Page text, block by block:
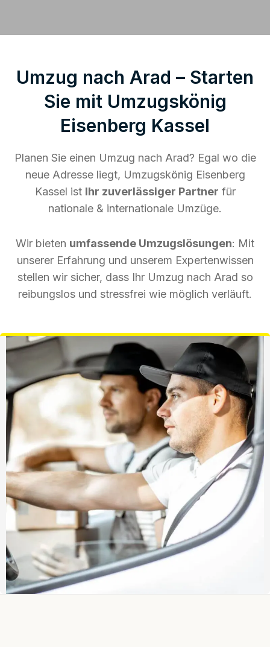
Umzug nach Arad – Starten
Sie mit Umzugskönig
Eisenberg Kassel
Planen Sie einen Umzug nach Arad? Egal wo die
neue Adresse liegt, Umzugskönig Eisenberg
Kassel ist Ihr zuverlässiger Partner für
nationale & internationale Umzüge.
Wir bieten umfassende Umzugslösungen: Mit
unserer Erfahrung und unserem Expertenwissen
stellen wir sicher, dass Ihr Umzug nach Arad so
reibungslos und stressfrei wie möglich verläuft.